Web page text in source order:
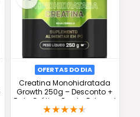
OFERTAS DO DIA
Creatina Monohidratada
Growth 250g – Desconto +
Frete Grátis e Pronta Entrega!
★★★★★